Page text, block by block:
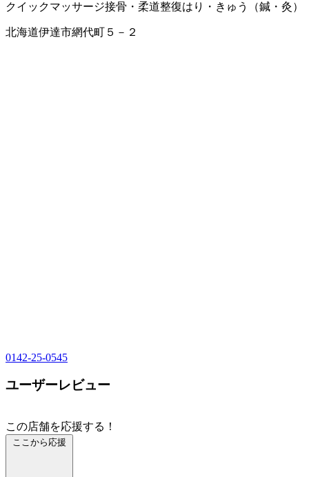
クイックマッサージ接骨・柔道整復はり・きゅう（鍼・灸）
北海道伊達市網代町５－２
0142-25-0545
ユーザーレビュー
この店舗を応援する！
ここから応援